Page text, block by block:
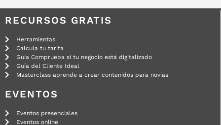
RECURSOS GRATIS
Herramientas
Calcula tu tarifa
Guía Comprueba si tu negocio está digitalizado
Guía del Cliente Ideal
Masterclass aprende a crear contenidos para novias
EVENTOS
Eventos presenciales
Eventos online